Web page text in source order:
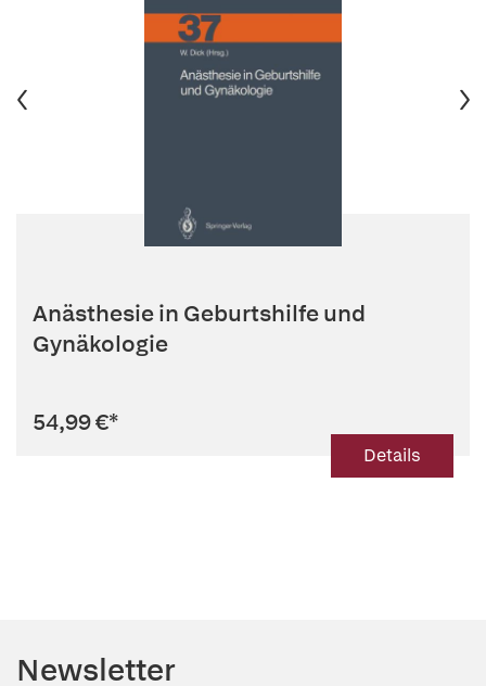
Anästhesie in Geburtshilfe und
Gynäkologie
54,99 €*
Details
Newsletter